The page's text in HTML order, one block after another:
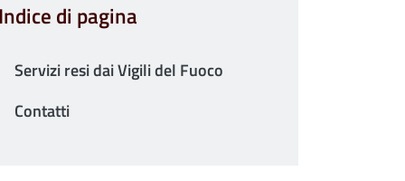
Indice di pagina
Servizi resi dai Vigili del Fuoco
Contatti